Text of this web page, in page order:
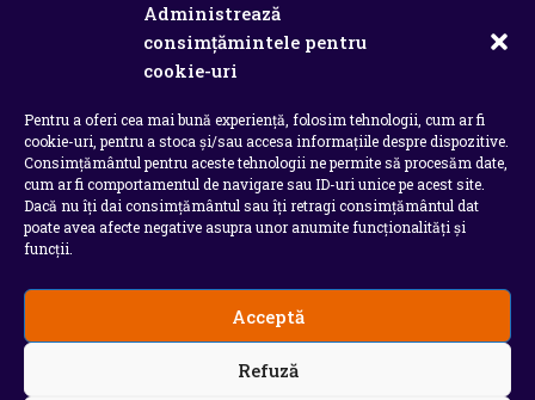
Administrează
consimțămintele pentru
cookie-uri
Pentru a oferi cea mai bună experiență, folosim tehnologii, cum ar fi
cookie-uri, pentru a stoca și/sau accesa informațiile despre dispozitive.
Consimțământul pentru aceste tehnologii ne permite să procesăm date,
cum ar fi comportamentul de navigare sau ID-uri unice pe acest site.
Dacă nu îți dai consimțământul sau îți retragi consimțământul dat
poate avea afecte negative asupra unor anumite funcționalități și
funcții.
Acceptă
Refuză
Flori Bungete
intreruperi energie electrica
ipj dambovita
MApN
Ministerul Educației ministerul sanatatii
Nu-ți uita istoria
Oana Filip
Prefectura dambovita Primaria Dragodana
Primaria Lucieni
primaria Răzvad
Primaria Ulmi primăria Târgoviște
PSD Dambovita
psiholog
Serial Situatia Covid 19 Dambovita
Situație Covid-19
Universitatea Valahia
Copyright 2026 - Chindia Media
Utilizatorii pot descarca si tipari continut de pe acest